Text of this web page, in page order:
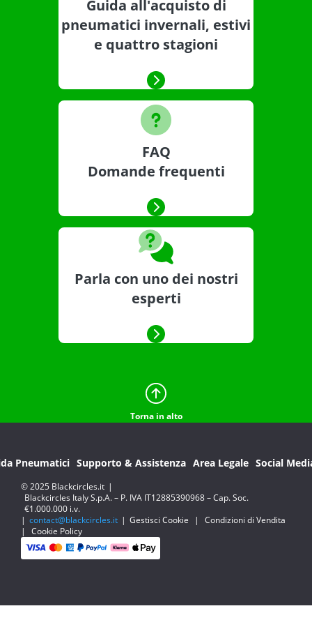
Guida all'acquisto di
pneumatici invernali, estivi
e quattro stagioni
FAQ
Domande frequenti
Parla con uno dei nostri
esperti
Torna in alto
Pneumatici Supporto & Assistenza Area Legale Social
© 2025 Blackcircles.it |
Blackcircles Italy S.p.A. – P. IVA IT12885390968 – Cap. Soc.
€1.000.000 i.v.
| contact@blackcircles.it | Gestisci Cookie |
Condizioni di Vendita
|
Cookie Policy